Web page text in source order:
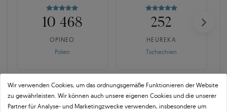
10 468
OPINEO
Polen
252
HEUREKA
Tschechien
Wir verwenden Cookies, um das ordnungsgemäße Funktionieren der Website
zu gewährleisten. Wir können auch unsere eigenen Cookies und die unserer
Partner für Analyse- und Marketingzwecke verwenden, insbesondere um